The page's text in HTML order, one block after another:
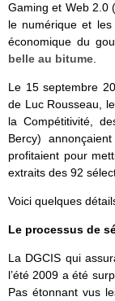
Gaming et Web 2.0
le numérique et
économique du
belle au bitume
Le 15 septembre
de Luc Rousseau,
la Compétitivité,
Bercy)
profitaient pour
extraits des 92
Voici quelques
Le processus de
La DGCIS qui
l’été 2009 a été
Pas étonnant vus